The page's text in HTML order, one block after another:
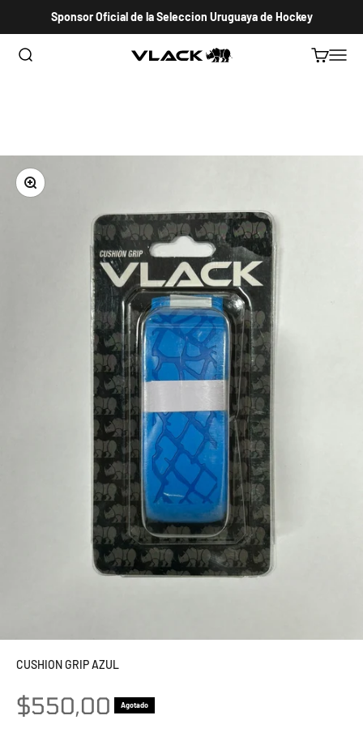
Sponsor Oficial de la Seleccion Uruguaya de Hockey
Abrir búsqueda VLACK HOCKEY URUGUAY AbrirAbrir
Zoom
CUSHION GRIP AZUL
Precio de oferta
$550,00 Agotado